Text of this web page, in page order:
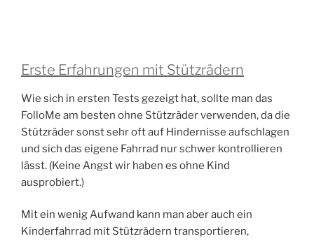
Erste Erfahrungen mit Stützrädern
Wie sich in ersten Tests gezeigt hat, sollte man das
FolloMe am besten ohne Stützräder verwenden, da die
Stützräder sonst sehr oft auf Hindernisse aufschlagen
und sich das eigene Fahrrad nur schwer kontrollieren
lässt. (Keine Angst wir haben es ohne Kind
ausprobiert.)
Mit ein wenig Aufwand kann man aber auch ein
Kinderfahrrad mit Stützrädern transportieren,